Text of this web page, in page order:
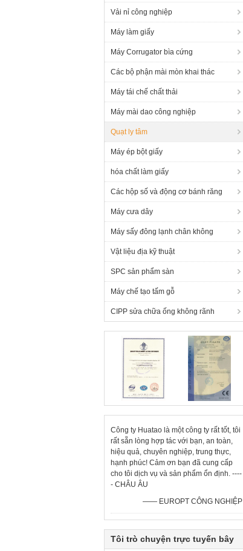
Vải nỉ công nghiệp
Máy làm giấy
Máy Corrugator bìa cứng
Các bộ phận mài mòn khai thác
Máy tái chế chất thải
Máy mài dao công nghiệp
Quạt ly tâm
Máy ép bột giấy
hóa chất làm giấy
Các hộp số và động cơ bánh răng
Máy cưa dây
Máy sấy đông lạnh chân không
Vật liệu địa kỹ thuật
SPC sản phẩm sàn
Máy chế tạo tấm gỗ
CIPP sửa chữa ống không rãnh
Công ty Huatao là một công ty rất tốt, tôi
rất sẵn lòng hợp tác với bạn, an toàn,
hiệu quả, chuyên nghiệp, trung thực,
hạnh phúc! Cảm ơn bạn đã cung cấp
cho tôi dịch vụ và sản phẩm ổn định. ----
- CHÂU ÂU
—— EUROPT CÔNG NGHIỆP
Tôi trò chuyện trực tuyến bây